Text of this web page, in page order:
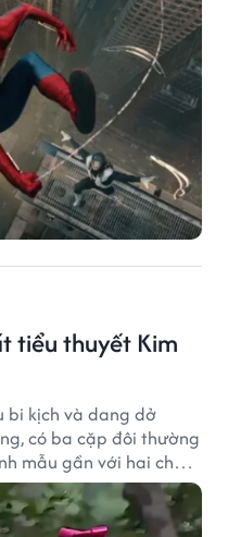
tiểu thuyết Kim
bi kịch và dang dở
có ba cặp đôi thường
mẫu gần với hai chữ